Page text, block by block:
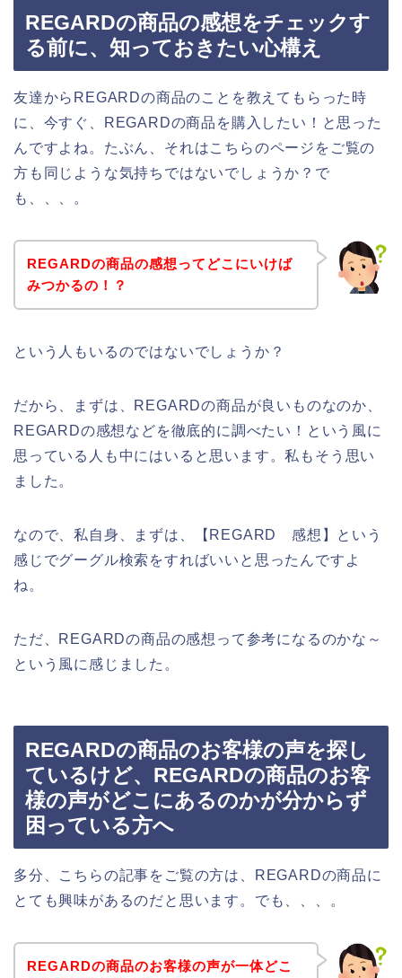
REGARDの商品の感想をチェックす
る前に、知っておきたい心構え
友達からREGARDの商品のことを教えてもらった時
に、今すぐ、REGARDの商品を購入したい！と思った
んですよね。たぶん、それはこちらのページをご覧の
方も同じような気持ちではないでしょうか？で
も、、、。
REGARDの商品の感想ってどこにいけば
みつかるの！？
という人もいるのではないでしょうか？
だから、まずは、REGARDの商品が良いものなのか、
REGARDの感想などを徹底的に調べたい！という風に
思っている人も中にはいると思います。私もそう思い
ました。
なので、私自身、まずは、【REGARD 感想】という
感じでグーグル検索をすればいいと思ったんですよ
ね。
ただ、REGARDの商品の感想って参考になるのかな～
という風に感じました。
REGARDの商品のお客様の声を探し
ているけど、REGARDの商品のお客
様の声がどこにあるのかが分からず
困っている方へ
多分、こちらの記事をご覧の方は、REGARDの商品に
とても興味があるのだと思います。でも、、、。
REGARDの商品のお客様の声が一体どこ